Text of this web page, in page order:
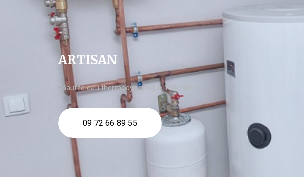
ARTISAN
chauffe eau thermodynamique 150l Héric
09 72 66 89 55